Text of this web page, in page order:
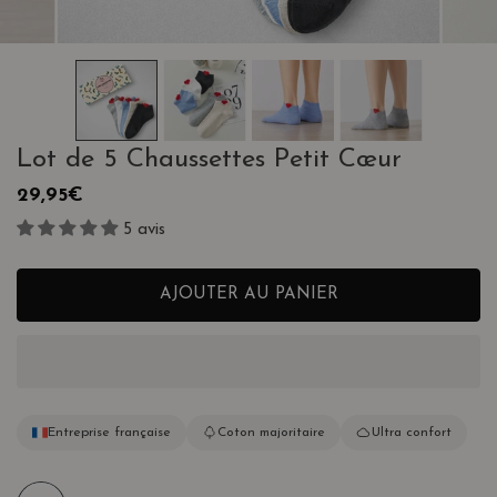
OUVRIR LE MÉDIA DANS LA VUE GALERIE
Lot de 5 Chaussettes Petit Cœur
Prix
habituel
29,95€
5 avis
AJOUTER AU PANIER
Entreprise française Coton majoritaire Ultra confort